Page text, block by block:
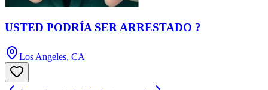
USTED PODRÍA SER ARRESTADO ?
Los Angeles, CA